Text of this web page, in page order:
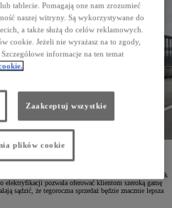
skomentował najnowsze wyniki sprzedaży:
Toyoty i Lexusa, zwłaszcza tymi
trzy czwarte naszej sprzedaży. To dowód na to, jak
elektryfikacji pozwala oferować klientom szeroką gamę
sądzić, że tegoroczna sprzedaż będzie znacznie lepsza
tablecie. Pomagają one nam zrozumieć
naszej witryny. Są wykorzystywane do
a także służą do celów reklamowych.
cookie. Jeżeli nie wyrażasz na to zgody,
informacje na ten temat
Zaakceptuj wszystkie
plików cookie